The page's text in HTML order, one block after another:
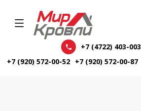
+7 (4722) 403-003
+7 (920) 572-00-52 +7 (920) 572-00-87